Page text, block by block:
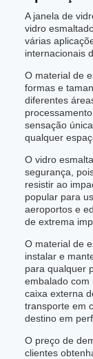
A janela de
vidro
várias
internacionais
O material de
formas e
diferentes
sensação
qualquer
O vidro
segurança,
resistir ao
popular para
aeroportos e
de extrema
O material de
instalar e
para qualquer
embalado com
caixa externa
transporte em
destino em
O preço de
clientes